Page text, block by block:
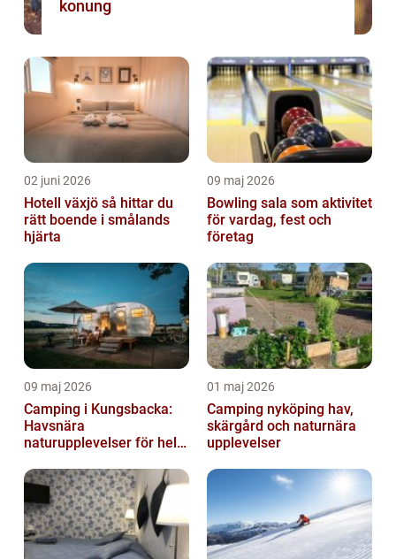
konung
02 juni 2026
Hotell växjö så hittar du
rätt boende i smålands
hjärta
09 maj 2026
Bowling sala som aktivitet
för vardag, fest och
företag
09 maj 2026
Camping i Kungsbacka:
Havsnära
naturupplevelser för hela
01 maj 2026
Camping nyköping hav,
skärgård och naturnära
upplevelser